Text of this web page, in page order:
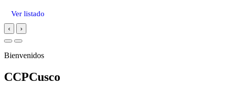
Ver listado
‹ ›
Bienvenidos
CCPCusco